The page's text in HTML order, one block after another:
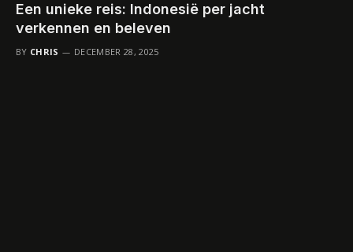
Een unieke reis: Indonesië per jacht
verkennen en beleven
BY CHRIS DECEMBER 28, 2025